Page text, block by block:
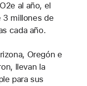
al año, el
3 millones de
cada año.
Oregón e
llevan la
para sus